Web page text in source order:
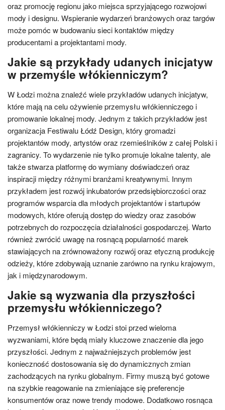
oraz promocję regionu jako miejsca sprzyjającego rozwojowi
mody i designu. Wspieranie wydarzeń branżowych oraz targów
może pomóc w budowaniu sieci kontaktów między
producentami a projektantami mody.
Jakie są przykłady udanych inicjatyw
w przemyśle włókienniczym?
W Łodzi można znaleźć wiele przykładów udanych inicjatyw,
które mają na celu ożywienie przemysłu włókienniczego i
promowanie lokalnej mody. Jednym z takich przykładów jest
organizacja Festiwalu Łódź Design, który gromadzi
projektantów mody, artystów oraz rzemieślników z całej Polski i
zagranicy. To wydarzenie nie tylko promuje lokalne talenty, ale
także stwarza platformę do wymiany doświadczeń oraz
inspiracji między różnymi branżami kreatywnymi. Innym
przykładem jest rozwój inkubatorów przedsiębiorczości oraz
programów wsparcia dla młodych projektantów i startupów
modowych, które oferują dostęp do wiedzy oraz zasobów
potrzebnych do rozpoczęcia działalności gospodarczej. Warto
również zwrócić uwagę na rosnącą popularność marek
stawiających na zrównoważony rozwój oraz etyczną produkcję
odzieży, które zdobywają uznanie zarówno na rynku krajowym,
jak i międzynarodowym.
Jakie są wyzwania dla przyszłości
przemysłu włókienniczego?
Przemysł włókienniczy w Łodzi stoi przed wieloma
wyzwaniami, które będą miały kluczowe znaczenie dla jego
przyszłości. Jednym z najważniejszych problemów jest
konieczność dostosowania się do dynamicznych zmian
zachodzących na rynku globalnym. Firmy muszą być gotowe
na szybkie reagowanie na zmieniające się preferencje
konsumentów oraz nowe trendy modowe. Dodatkowo rosnąca